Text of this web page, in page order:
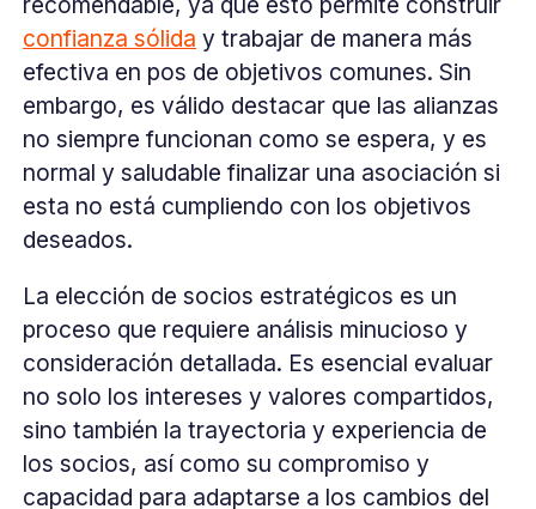
confianza sólida y trabajar de manera más
efectiva en pos de objetivos comunes. Sin
embargo, es válido destacar que las alianzas
no siempre funcionan como se espera, y es
normal y saludable finalizar una asociación si
esta no está cumpliendo con los objetivos
deseados.
La elección de socios estratégicos es un
proceso que requiere análisis minucioso y
consideración detallada. Es esencial evaluar
no solo los intereses y valores compartidos,
sino también la trayectoria y experiencia de
los socios, así como su compromiso y
capacidad para adaptarse a los cambios del